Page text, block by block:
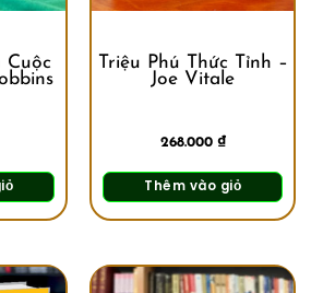
Cuộc
Triệu Phú Thức Tỉnh –
Joe Vitale
268.000 ₫
Thêm vào giỏ